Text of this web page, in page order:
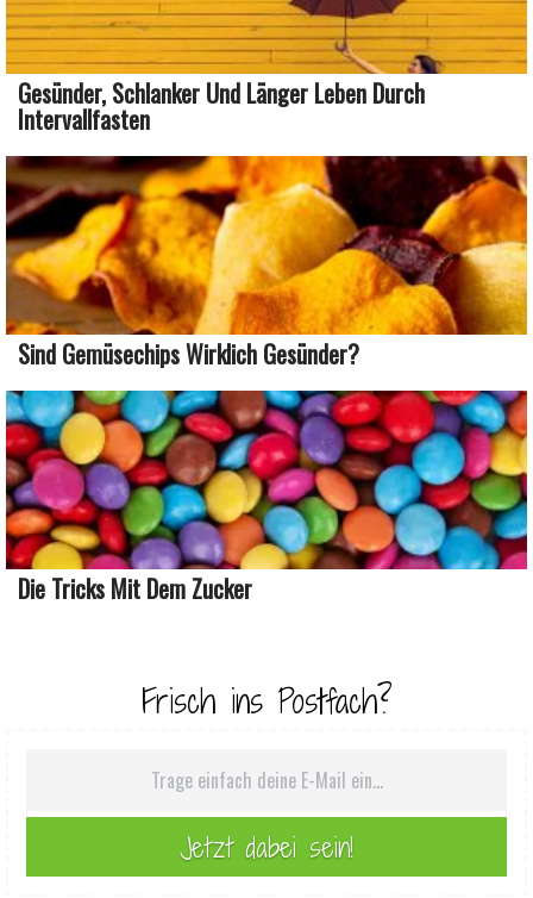
Gesünder, Schlanker Und Länger Leben Durch
Intervallfasten
Sind Gemüsechips Wirklich Gesünder?
Die Tricks Mit Dem Zucker
Frisch ins Postfach?